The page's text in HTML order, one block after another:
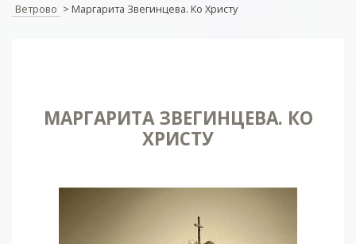
Ветрово > Маргарита Звегинцева. Ко Христу
МАРГАРИТА ЗВЕГИНЦЕВА. КО
ХРИСТУ